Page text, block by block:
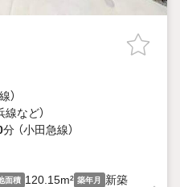
）
線など）
分 （小田急線）
面積 120.15m² 築年月 新築